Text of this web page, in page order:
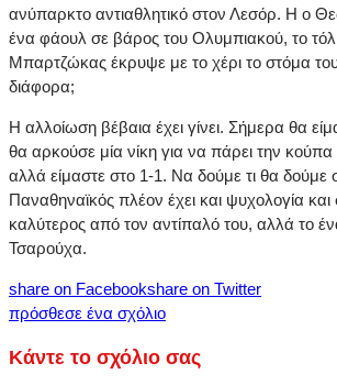
ανύπαρκτο αντιαθλητικό στον Λεσόρ. Η ο
ένα φάουλ σε βάρος του Ολυμπιακού, το
Μπαρτζώκας έκρυψε με το χέρι το στόμα
διάφορα;
Η αλλοίωση βέβαια έχει γίνει. Σήμερα θα
θα αρκούσε μία νίκη για να πάρει την
αλλά είμαστε στο 1-1. Να δούμε τι θα
Παναθηναϊκός πλέον έχει και ψυχολογία
καλύτερος από τον αντίπαλό του, αλλά το
Τσαρούχα.
share on Facebookshare on Twitter
πρόσθεσε ένα σχόλιο
Κάντε το σχόλιο σας